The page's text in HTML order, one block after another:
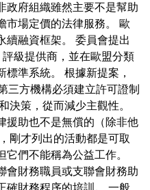
政府組織雖然主要不是幫助
市場定價的法律服務。 歐
續融資框架。 委員會提出
級提供商，並在歐盟分類
準系統。 根據新提案，
三方機構必須建立許可證制
決策，從而減少主觀性。
援助也不是無償的（除非他
剛才列出的活動都是可取
們不能稱為公益工作。
會財務職員或支聯會財務助
確財務程序的培訓。 一般